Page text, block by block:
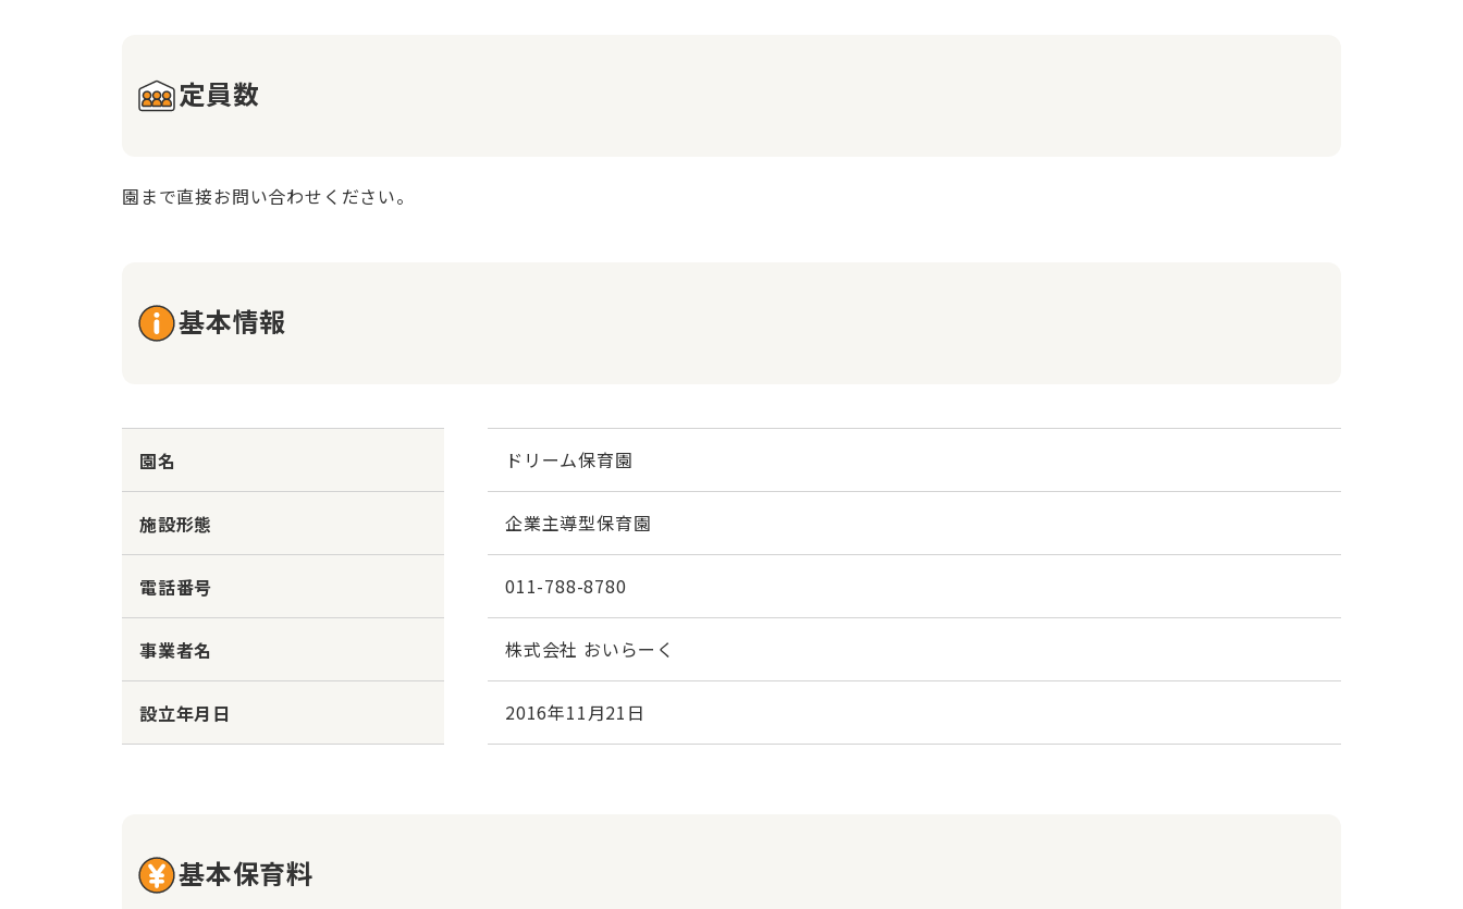
定員数
園まで直接お問い合わせください。
基本情報
園名 ドリーム保育園
施設形態 企業主導型保育園
電話番号 011-788-8780
事業者名 株式会社 おいらーく
設立年月日 2016年11月21日
基本保育料